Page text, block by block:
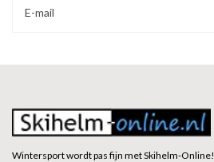
Wintersport wordt pas fijn met Skihelm-Online!